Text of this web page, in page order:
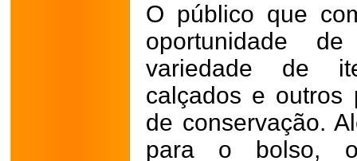
O público que
oportunidade
variedade de
calçados e outros
de conservação.
para o bolso,